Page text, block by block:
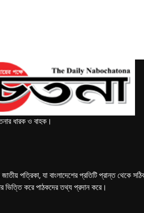
ধারক ও বাহক।
পত্রিকা, যা বাংলাদেশের প্রতিটি প্রান্ত থেকে
ভিত্তি করে পাঠকদের তথ্য প্রদান করে।